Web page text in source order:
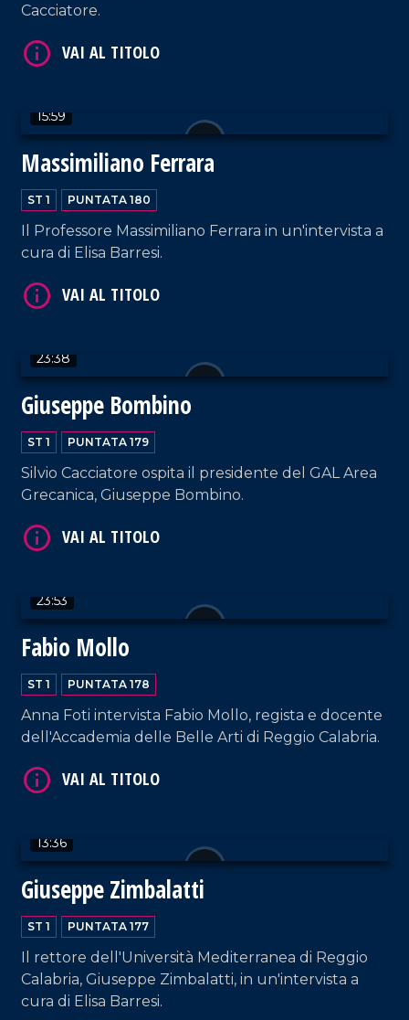
Cacciatore.
15:59
Massimiliano Ferrara
ST 1 PUNTATA 180
Il Professore Massimiliano Ferrara in un'intervista a
cura di Elisa Barresi.
23:38
Giuseppe Bombino
ST 1 PUNTATA 179
Silvio Cacciatore ospita il presidente del GAL Area
Grecanica, Giuseppe Bombino.
23:53
Fabio Mollo
ST 1 PUNTATA 178
Anna Foti intervista Fabio Mollo, regista e docente
dell'Accademia delle Belle Arti di Reggio Calabria.
13:36
Giuseppe Zimbalatti
ST 1 PUNTATA 177
Il rettore dell'Università Mediterranea di Reggio
Calabria, Giuseppe Zimbalatti, in un'intervista a
cura di Elisa Barresi.
VAI AL TITOLO
VAI AL TITOLO
VAI AL TITOLO
VAI AL TITOLO